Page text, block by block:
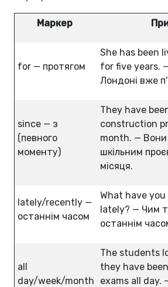
Маркер
for — протягом
She has been
for five years.
Лондоні вже
since — з
(певного
моменту)
They have
construction
month. —
шкільним
місяця.
lately/recently —
останнім часом
What have
lately? — Чим
останнім
all
day/week/month
The students
they have
exams all day.